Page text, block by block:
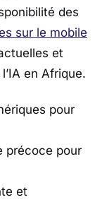
des
sur le mobile
et
en Afrique.
pour
précoce pour
et